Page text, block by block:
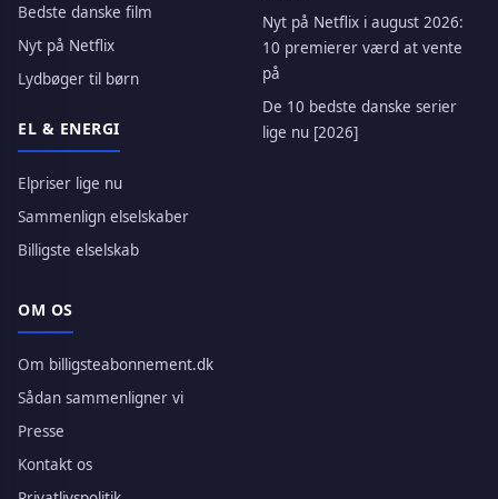
Bedste danske film
Nyt på Netflix
Lydbøger til børn
EL & ENERGI
Elpriser lige nu
Sammenlign elselskaber
Billigste elselskab
Nyt på Netflix i august 2026:
10 premierer værd at vente
på
De 10 bedste danske serier
lige nu [2026]
OM OS
Om billigsteabonnement.dk
Sådan sammenligner vi
Presse
Kontakt os